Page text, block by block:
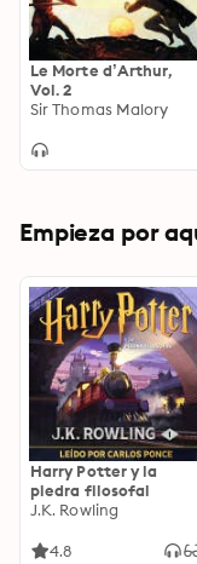
Le Morte d’Arthur,
Vol. 2
Sir Thomas Malory
Empieza por
Harry Potter y la
piedra filosofal
J.K. Rowling
4.8